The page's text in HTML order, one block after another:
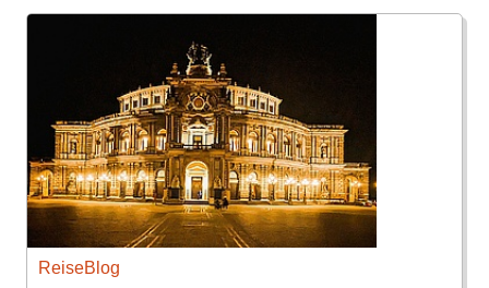
ReiseBlog